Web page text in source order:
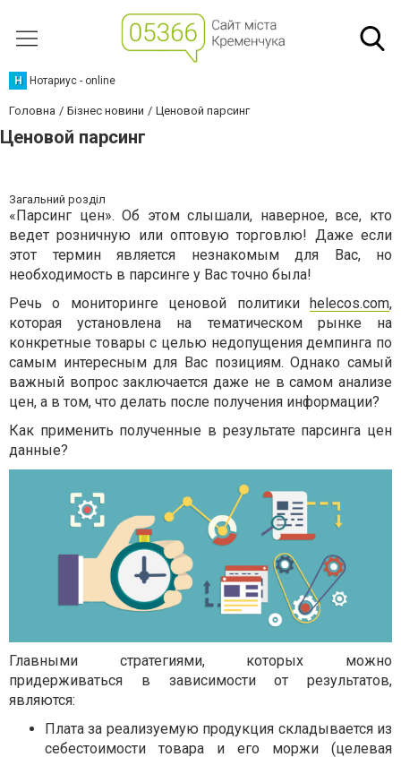
Н Нотариус - online
Головна Бізнес новини Ценовой парсинг
Ценовой парсинг
Загальний розділ
«Парсинг цен». Об этом слышали, наверное, все, кто
ведет розничную или оптовую торговлю! Даже если
этот термин является незнакомым для Вас, но
необходимость в парсинге у Вас точно была!
Речь о мониторинге ценовой политики helecos.com,
которая установлена на тематическом рынке на
конкретные товары с целью недопущения демпинга по
самым интересным для Вас позициям. Однако самый
важный вопрос заключается даже не в самом анализе
цен, а в том, что делать после получения информации?
Как применить полученные в результате парсинга цен
данные?
Главными стратегиями, которых можно
придерживаться в зависимости от результатов,
являются:
Плата за реализуемую продукция складывается из
себестоимости товара и его моржи (целевая